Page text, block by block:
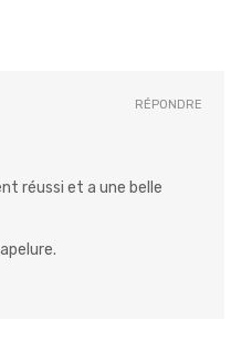
réussi et a une belle
RÉPONDRE